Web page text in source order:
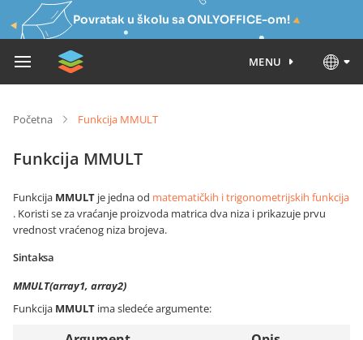
Povratak u školu sa ONLYOFFICE-om!
MENU
Početna Funkcija MMULT
Funkcija MMULT
Funkcija MMULT je jedna od matematičkih i trigonometrijskih funkcija
. Koristi se za vraćanje proizvoda matrica dva niza i prikazuje prvu
vrednost vraćenog niza brojeva.
Sintaksa
MMULT(array1, array2)
Funkcija MMULT ima sledeće argumente: